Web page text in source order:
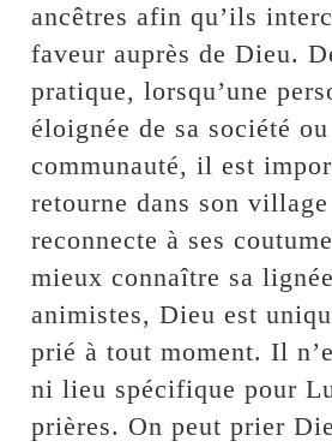
ancêtres afin qu’ils
faveur auprès de Dieu.
pratique, lorsqu’une
éloignée de sa société
communauté, il est
retourne dans son village
reconnecte à ses
mieux connaître sa
animistes, Dieu est
prié à tout moment. Il
ni lieu spécifique pour
prières. On peut prier